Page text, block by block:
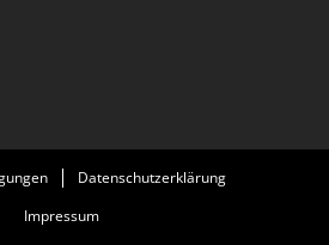
Datenschutzerklärung
Impressum